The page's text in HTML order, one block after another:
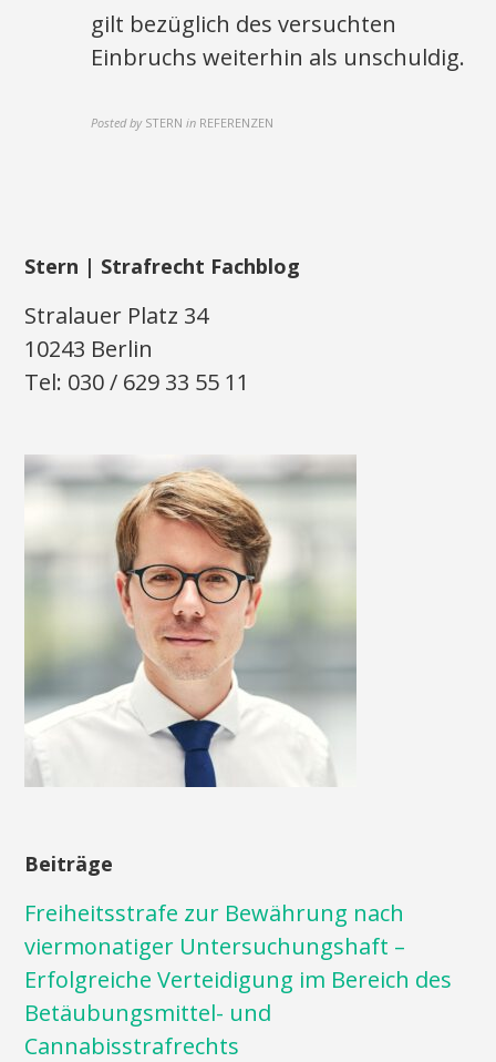
gilt bezüglich des versuchten
Einbruchs weiterhin als unschuldig.
Posted by STERN in REFERENZEN
Stern | Strafrecht Fachblog
Stralauer Platz 34
10243 Berlin
Tel: 030 / 629 33 55 11
Beiträge
Freiheitsstrafe zur Bewährung nach
viermonatiger Untersuchungshaft –
Erfolgreiche Verteidigung im Bereich des
Betäubungsmittel- und
Cannabisstrafrechts